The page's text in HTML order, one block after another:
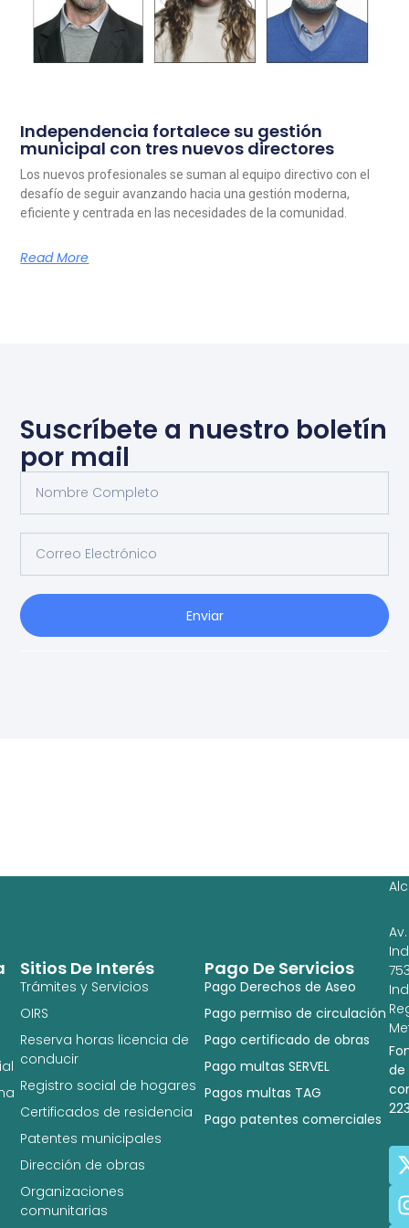
Independencia fortalece su gestión
municipal con tres nuevos directores
Los nuevos profesionales se suman al equipo directivo con el
desafío de seguir avanzando hacia una gestión moderna,
eficiente y centrada en las necesidades de la comunidad.
Read More
Suscríbete a nuestro boletín
por mail
Enviar
Pago De Servicios
Pago Derechos de Aseo
Pago permiso de circulación
Pago certificado de obras
Pago multas SERVEL
Pagos multas TAG
Pago patentes comerciales
Sitios De Interés
Trámites y Servicios
OIRS
Reserva horas licencia de
conducir
Registro social de hogares
Certificados de residencia
Patentes municipales
Dirección de obras
Organizaciones
comunitarias
Av.
de